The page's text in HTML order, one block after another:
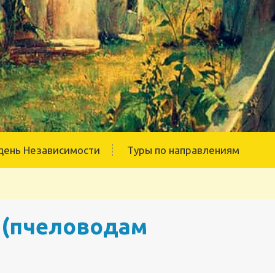
Независимости Туры по направлениям